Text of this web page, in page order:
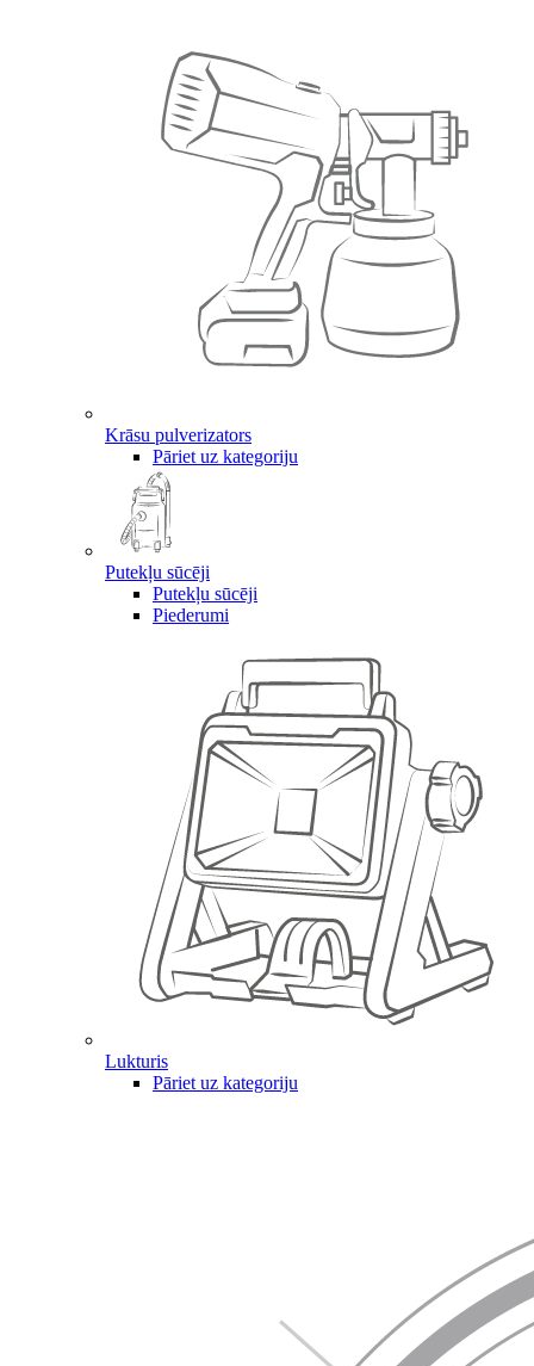
Krāsu pulverizators
Pāriet uz kategoriju
Putekļu sūcēji
Putekļu sūcēji
Piederumi
Lukturis
Pāriet uz kategoriju